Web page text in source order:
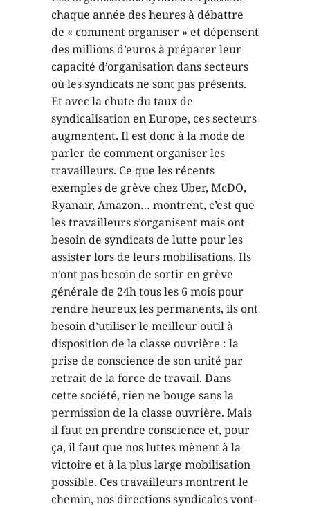
chaque année des heures à débattre
de « comment organiser » et dépensent
des millions d’euros à préparer leur
capacité d’organisation dans secteurs
où les syndicats ne sont pas présents.
Et avec la chute du taux de
syndicalisation en Europe, ces secteurs
augmentent. Il est donc à la mode de
parler de comment organiser les
travailleurs. Ce que les récents
exemples de grève chez Uber, McDO,
Ryanair, Amazon… montrent, c’est que
les travailleurs s’organisent mais ont
besoin de syndicats de lutte pour les
assister lors de leurs mobilisations. Ils
n’ont pas besoin de sortir en grève
générale de 24h tous les 6 mois pour
rendre heureux les permanents, ils ont
besoin d’utiliser le meilleur outil à
disposition de la classe ouvrière : la
prise de conscience de son unité par
retrait de la force de travail. Dans
cette société, rien ne bouge sans la
permission de la classe ouvrière. Mais
il faut en prendre conscience et, pour
ça, il faut que nos luttes mènent à la
victoire et à la plus large mobilisation
possible. Ces travailleurs montrent le
chemin, nos directions syndicales vont-